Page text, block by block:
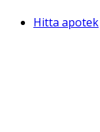
Hitta apotek